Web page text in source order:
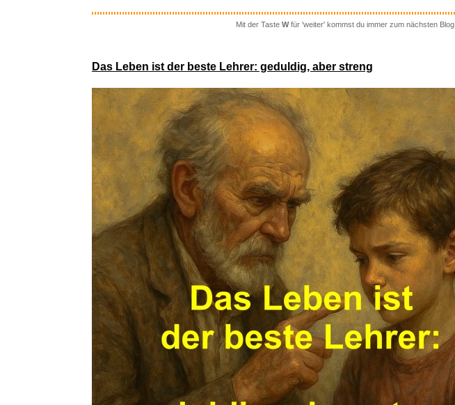
Anzeige
Franzis 67267 - Porsche 911
Ca...
Anzeige
Mit der Taste Wfür 'weiter' kommst du immer zum nächsten Blog.
Das Leben ist der beste Lehrer: geduldig, aber streng